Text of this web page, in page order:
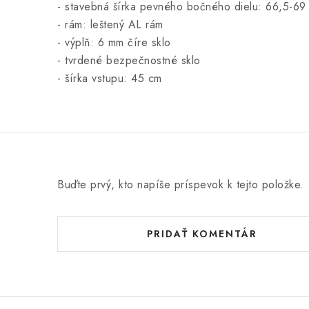
- stavebná šírka pevného bočného dielu: 66,5-69
- rám: leštený AL rám
- výplň: 6 mm číre sklo
- tvrdené bezpečnostné sklo
- šírka vstupu: 45 cm
Buďte prvý, kto napíše príspevok k tejto položke.
PRIDAŤ KOMENTÁR